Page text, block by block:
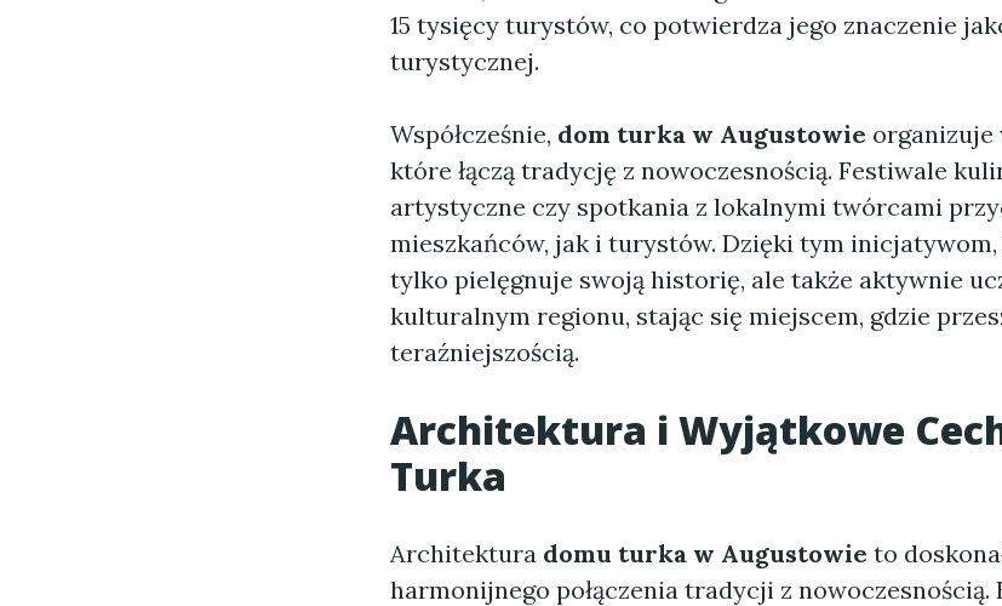
15 tysięcy turystów, co potwierdza jego znaczenie
turystycznej.
Współcześnie, dom turka w Augustowie organizuje
które łączą tradycję z nowoczesnością. Festiwale
artystyczne czy spotkania z lokalnymi twórcami
mieszkańców, jak i turystów. Dzięki tym inicjatywom,
tylko pielęgnuje swoją historię, ale także aktywnie
kulturalnym regionu, stając się miejscem, gdzie
teraźniejszością.
Architektura i Wyjątkowe
Turka
Architektura domu turka w Augustowie to
harmonijnego połączenia tradycji z nowoczesnością.